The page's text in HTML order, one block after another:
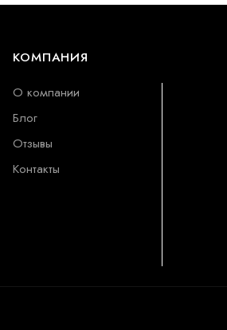
КОМПАНИЯ
О компании
Блог
Отзывы
Контакты